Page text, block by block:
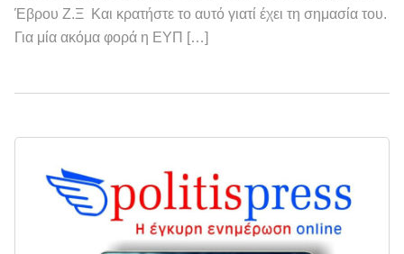
Έβρου Ζ.Ξ Και κρατήστε το αυτό γιατί έχει τη σημασία του.
Για μία ακόμα φορά η ΕΥΠ […]